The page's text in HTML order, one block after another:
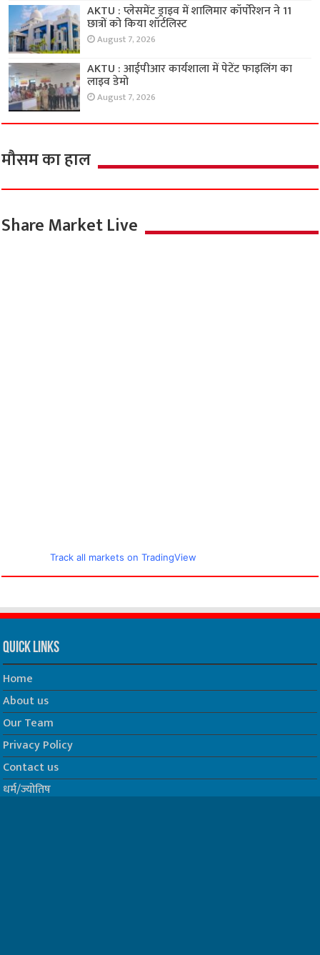
AKTU : प्लेसमेंट ड्राइव में शालिमार कॉर्पोरेशन ने 11
छात्रों को किया शॉर्टलिस्ट
August 7, 2026
AKTU : आईपीआर कार्यशाला में पेटेंट फाइलिंग का
लाइव डेमो
August 7, 2026
मौसम का हाल
Share Market Live
Track all markets on TradingView
Quick Links
Home
About us
Our Team
Privacy Policy
Contact us
धर्म/ज्योतिष